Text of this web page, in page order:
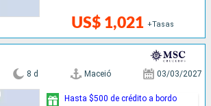
US$ 1,021 +Tasas
8 d Maceió 03/03/2027
Hasta $500 de crédito a bordo